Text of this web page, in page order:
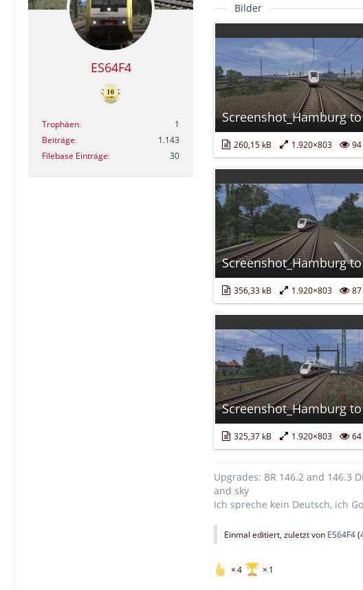
ES64F4
Trophäen
1
Beiträge
1.143
Filebase Einträge
30
Bilder
260,15 kB 1.920×803 94
356,33 kB 1.920×803 87
325,37 kB 1.920×803 64
Upgrades: BR 146.2 and 146.3
and sky
Ich spreche kein Deutsch, ich
Einmal editiert, zuletzt von ES64F4(
4 1